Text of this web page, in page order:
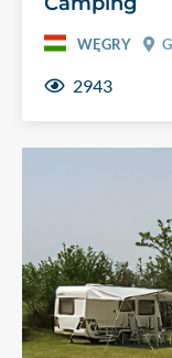
WĘGRY
2943